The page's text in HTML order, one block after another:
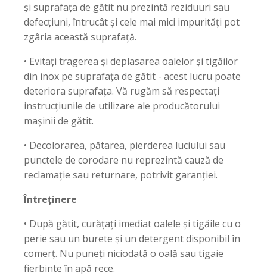
și suprafața de gătit nu prezintă reziduuri sau
defecțiuni, întrucât și cele mai mici impurități pot
zgâria această suprafață.
• Evitați tragerea și deplasarea oalelor și tigăilor
din inox pe suprafața de gătit - acest lucru poate
deteriora suprafața. Vă rugăm să respectați
instrucțiunile de utilizare ale producătorului
mașinii de gătit.
• Decolorarea, pătarea, pierderea luciului sau
punctele de corodare nu reprezintă cauză de
reclamație sau returnare, potrivit garanției.
Întreținere
• După gătit, curățați imediat oalele și tigăile cu o
perie sau un burete și un detergent disponibil în
comerț. Nu puneți niciodată o oală sau tigaie
fierbinte în apă rece.